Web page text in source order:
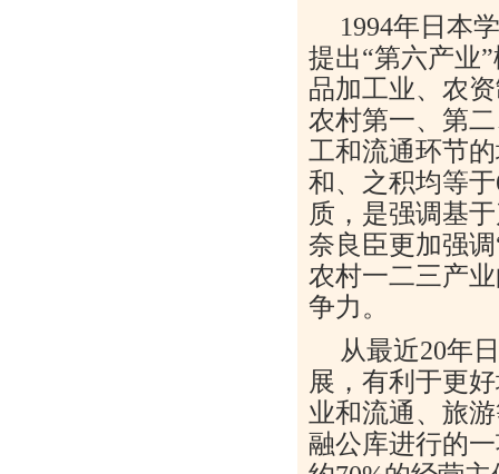
1994年日本
提出“第六产业
品加工业、农
农村第一、第
工和流通环节
和、之积均等
质，是强调基
奈良臣更加强
农村一二三产
争力。
从最近20年
展，有利于更
业和流通、旅
融公库进行的